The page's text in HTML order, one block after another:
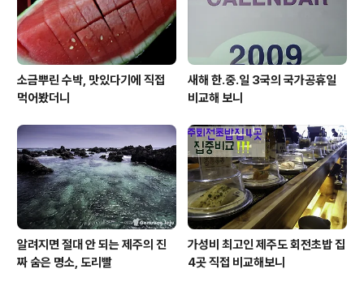
소금뿌린 수박, 맛있다기에 직접
먹어봤더니
새해 한.중.일 3국의 국가공휴일
비교해 보니
알려지면 절대 안 되는 제주의 진
짜 숨은 명소, 도리빨
가성비 최고인 제주도 회전초밥 집
4곳 직접 비교해보니